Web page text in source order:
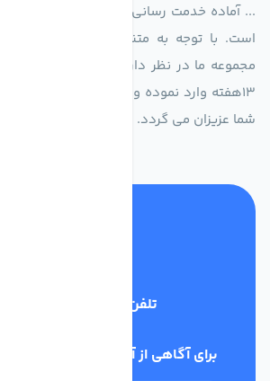
... آماده خدمت رسانی به شرکت های
است. با توجه به متنوع بودن فن های
مجموعه ما در نظر دارد کالاهای تخصصی
13هفته وارد نموده و این عمر باعث صرفه
شما عزیزان می گردد.
تلفن پشتیبانی
برای آگاهی از آخرین اخبار در